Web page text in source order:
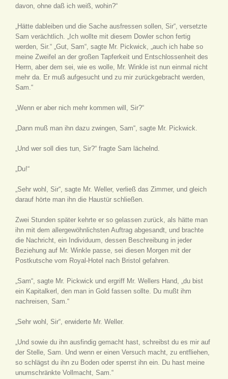
davon, ohne daß ich weiß, wohin?“
„Hätte dableiben und die Sache ausfressen sollen, Sir“, versetzte
Sam verächtlich. „Ich wollte mit diesem Dowler schon fertig
werden, Sir.“ „Gut, Sam“, sagte Mr. Pickwick, „auch ich habe so
meine Zweifel an der großen Tapferkeit und Entschlossenheit des
Herrn, aber dem sei, wie es wolle, Mr. Winkle ist nun einmal nicht
mehr da. Er muß aufgesucht und zu mir zurückgebracht werden,
Sam.“
„Wenn er aber nich mehr kommen will, Sir?“
„Dann muß man ihn dazu zwingen, Sam“, sagte Mr. Pickwick.
„Und wer soll dies tun, Sir?“ fragte Sam lächelnd.
„Du!“
„Sehr wohl, Sir“, sagte Mr. Weller, verließ das Zimmer, und gleich
darauf hörte man ihn die Haustür schließen.
Zwei Stunden später kehrte er so gelassen zurück, als hätte man
ihn mit dem allergewöhnlichsten Auftrag abgesandt, und brachte
die Nachricht, ein Individuum, dessen Beschreibung in jeder
Beziehung auf Mr. Winkle passe, sei diesen Morgen mit der
Postkutsche vom Royal-Hotel nach Bristol gefahren.
„Sam“, sagte Mr. Pickwick und ergriff Mr. Wellers Hand, „du bist
ein Kapitalkerl, den man in Gold fassen sollte. Du mußt ihm
nachreisen, Sam.“
„Sehr wohl, Sir“, erwiderte Mr. Weller.
„Und sowie du ihn ausfindig gemacht hast, schreibst du es mir auf
der Stelle, Sam. Und wenn er einen Versuch macht, zu entfliehen,
so schlägst du ihn zu Boden oder sperrst ihn ein. Du hast meine
unumschränkte Vollmacht, Sam.“